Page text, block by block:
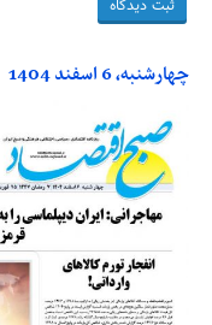
چهارشنبه، 6 اسفند 1404